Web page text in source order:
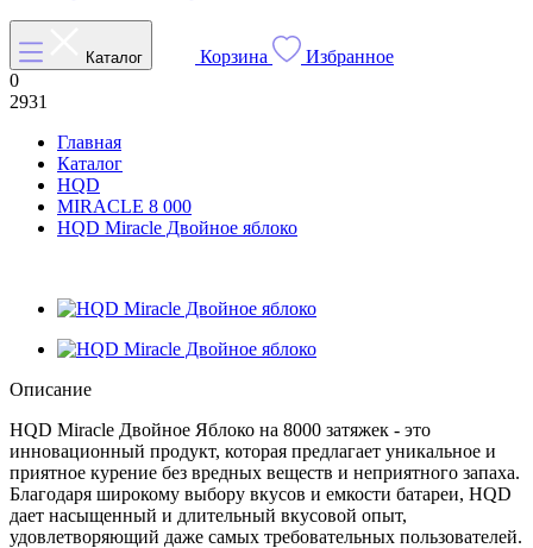
Каталог Корзина
Избранное
0
2931
Главная
Каталог
HQD
MIRACLE 8 000
HQD Miracle Двойное яблоко
Описание
HQD Miracle Двойное Яблоко на 8000 затяжек - это
инновационный продукт, которая предлагает уникальное и
приятное курение без вредных веществ и неприятного запаха.
Благодаря широкому выбору вкусов и емкости батареи, HQD
дает насыщенный и длительный вкусовой опыт,
удовлетворяющий даже самых требовательных пользователей.